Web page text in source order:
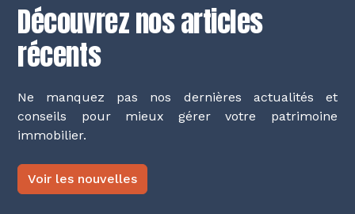
Découvrez nos articles
récents
Ne manquez pas nos dernières actualités et
conseils pour mieux gérer votre patrimoine
immobilier.
Voir les nouvelles